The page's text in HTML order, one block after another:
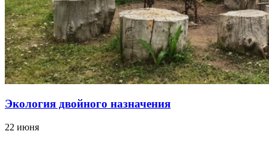
Экология двойного назначения
22 июня